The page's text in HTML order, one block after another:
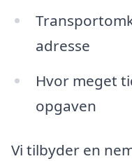
adresse
Hvor meget
opgaven
Vi tilbyder en